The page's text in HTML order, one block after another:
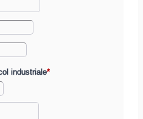
industriale*